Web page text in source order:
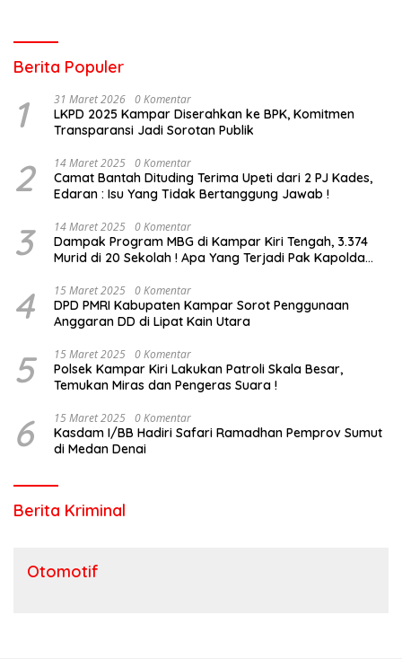
Berita Populer
1 31 Maret 2026 0 Komentar
LKPD 2025 Kampar Diserahkan ke BPK, Komitmen
Transparansi Jadi Sorotan Publik
2 14 Maret 2025 0 Komentar
Camat Bantah Dituding Terima Upeti dari 2 PJ Kades,
Edaran : Isu Yang Tidak Bertanggung Jawab !
3 14 Maret 2025 0 Komentar
Dampak Program MBG di Kampar Kiri Tengah, 3.374
Murid di 20 Sekolah ! Apa Yang Terjadi Pak Kapolda
4 15 Maret 2025 0 Komentar
DPD PMRI Kabupaten Kampar Sorot Penggunaan
Anggaran DD di Lipat Kain Utara
5 15 Maret 2025 0 Komentar
Polsek Kampar Kiri Lakukan Patroli Skala Besar,
Temukan Miras dan Pengeras Suara !
6 15 Maret 2025 0 Komentar
Kasdam I/BB Hadiri Safari Ramadhan Pemprov Sumut
di Medan Denai
Berita Kriminal
Otomotif